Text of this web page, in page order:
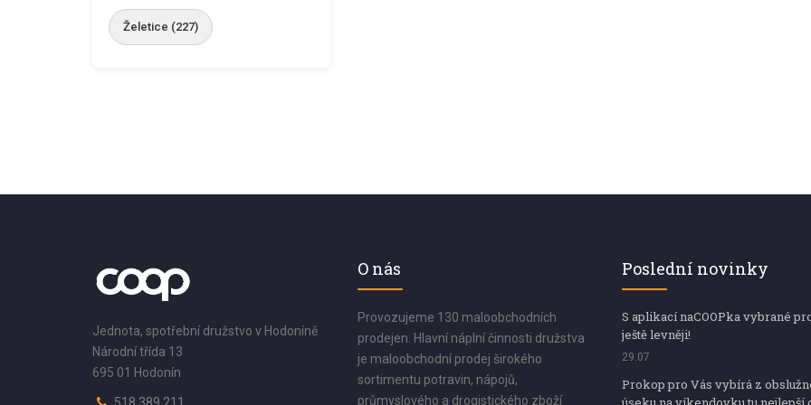
Želetice (227)
Jednota, spotřební družstvo v Hodoníně
Národní třída 13
695 01 Hodonín
O nás
Provozujeme 130 maloobchodních
prodejen. Hlavní náplní činnosti družstva
je maloobchodní prodej širokého
sortimentu potravin, nápojů,
průmyslového a drogistického zboží
Poslední novinky
S aplikací naCOOPka vybrané
ještě levněji!
29.07
Prokop pro Vás vybírá z